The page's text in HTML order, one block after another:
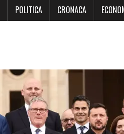
POLITICA CRONACA